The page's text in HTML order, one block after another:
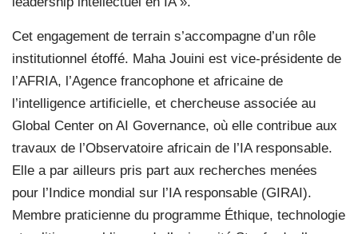
Cet engagement de terrain s’accompagne d’un rôle
institutionnel étoffé. Maha Jouini est vice-présidente de
l’AFRIA, l’Agence francophone et africaine de
l’intelligence artificielle, et chercheuse associée au
Global Center on AI Governance, où elle contribue aux
travaux de l’Observatoire africain de l’IA responsable.
Elle a par ailleurs pris part aux recherches menées
pour l’Indice mondial sur l’IA responsable (GIRAI).
Membre praticienne du programme Éthique, technologie